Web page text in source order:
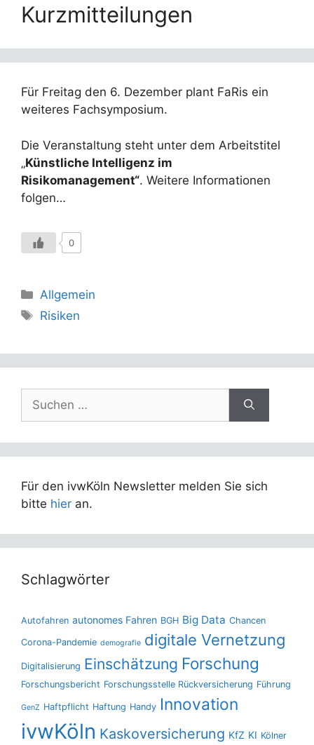
Kurzmitteilungen
Für Freitag den 6. Dezember plant FaRis ein
weiteres Fachsymposium.
Die Veranstaltung steht unter dem Arbeitstitel
„Künstliche Intelligenz im
Risikomanagement“. Weitere Informationen
folgen…
0
Kategorien
Allgemein
Schlagwörter
Risiken
Suchen
nach:
Für den ivwKöln Newsletter melden Sie sich
bitte hier an.
Schlagwörter
Autofahren autonomes Fahren BGH Big Data Chancen
Corona-Pandemie demografie digitale Vernetzung
Digitalisierung Einschätzung Forschung
Forschungsbericht Forschungsstelle Rückversicherung Führung
GenZ Haftpflicht Haftung Handy Innovation
ivwKöln Kaskoversicherung KfZ KI Kölner